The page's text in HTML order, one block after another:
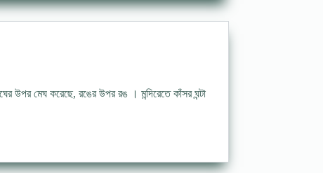
মেঘ করেছে, রঙের উপর রঙ । মন্দিরেতে কাঁসর ঘন্টা